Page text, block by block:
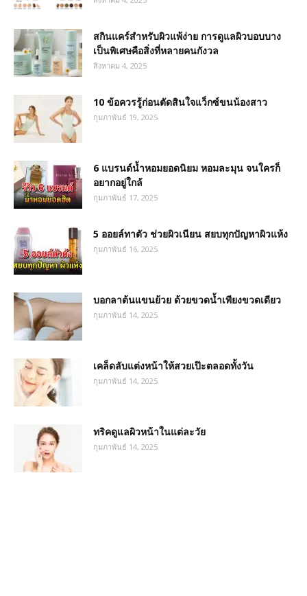
สกินแคร์สำหรับผิวแพ้ง่าย การดูแลผิวบอบบาง
เป็นพิเศษคือสิ่งที่หลายคนกังวล
สิงหาคม 4, 2025
10 ข้อควรรู้ก่อนตัดสินใจแว็กซ์ขนน้องสาว
กุมภาพันธ์ 19, 2025
6 แบรนด์น้ำหอมยอดนิยม หอมละมุน จนใครก็
อยากอยู่ใกล้
กุมภาพันธ์ 17, 2025
5 ออยล์ทาตัว ช่วยผิวเนียน สยบทุกปัญหาผิวแห้ง
กุมภาพันธ์ 16, 2025
บอกลาต้นแขนย้วย ด้วยขวดน้ำเพียงขวดเดียว
กุมภาพันธ์ 14, 2025
เคล็ดลับแต่งหน้าให้สวยเป๊ะตลอดทั้งวัน
กุมภาพันธ์ 14, 2025
ทริคดูแลผิวหน้าในแต่ละวัย
กุมภาพันธ์ 14, 2025